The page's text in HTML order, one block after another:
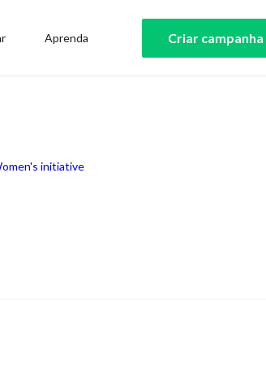
Aprenda Criar campanha